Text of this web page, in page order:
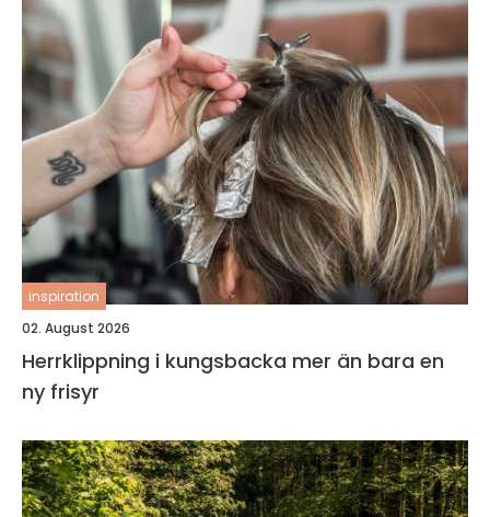
inspiration
02. August 2026
Herrklippning i kungsbacka mer än bara en
ny frisyr